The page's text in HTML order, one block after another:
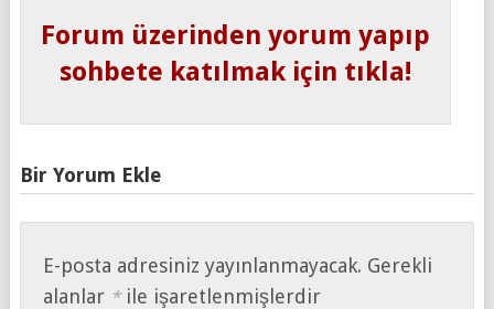
Forum üzerinden yorum yapıp
sohbete katılmak için tıkla!
Bir Yorum Ekle
E-posta adresiniz yayınlanmayacak. Gerekli
alanlar *ile işaretlenmişlerdir